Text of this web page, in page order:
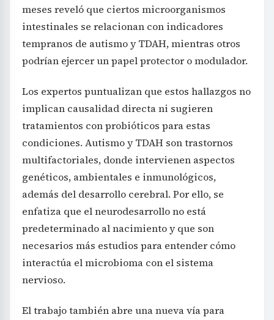
meses reveló que ciertos microorganismos
intestinales se relacionan con indicadores
tempranos de autismo y TDAH, mientras otros
podrían ejercer un papel protector o modulador.
Los expertos puntualizan que estos hallazgos no
implican causalidad directa ni sugieren
tratamientos con probióticos para estas
condiciones. Autismo y TDAH son trastornos
multifactoriales, donde intervienen aspectos
genéticos, ambientales e inmunológicos,
además del desarrollo cerebral. Por ello, se
enfatiza que el neurodesarrollo no está
predeterminado al nacimiento y que son
necesarios más estudios para entender cómo
interactúa el microbioma con el sistema
nervioso.
El trabajo también abre una nueva vía para